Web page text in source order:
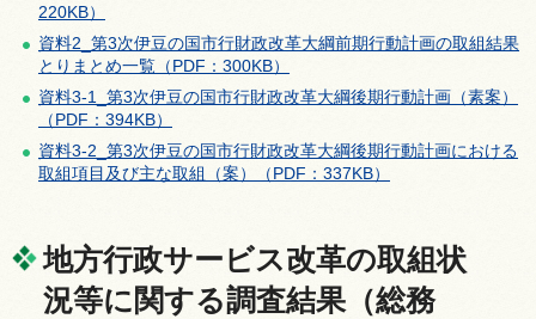
220KB）
資料2_第3次伊豆の国市行財政改革大綱前期行動計画の取組結果
とりまとめ一覧（PDF：300KB）
資料3-1_第3次伊豆の国市行財政改革大綱後期行動計画（素案）
（PDF：394KB）
資料3-2_第3次伊豆の国市行財政改革大綱後期行動計画における
取組項目及び主な取組（案）（PDF：337KB）
地方行政サービス改革の取組状
況等に関する調査結果（総務